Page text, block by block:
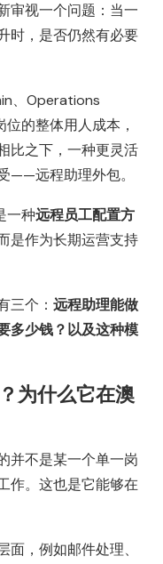
审视一个问题：当一
时，是否仍然有必要
、Operations
的整体用人成本，
比之下，一种更灵活
——远程助理外包。
一种远程员工配置方
是作为长期运营支持
三个： 远程助理能做
多少钱？以及这种模
为什么它在澳
并不是某一个单一岗
作。这也是它能够在
，例如邮件处理、